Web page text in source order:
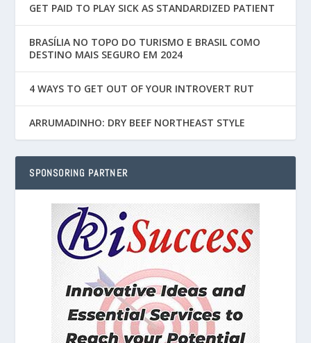
GET PAID TO PLAY SICK AS STANDARDIZED PATIENT
BRASÍLIA NO TOPO DO TURISMO E BRASIL COMO
DESTINO MAIS SEGURO EM 2024
4 WAYS TO GET OUT OF YOUR INTROVERT RUT
ARRUMADINHO: DRY BEEF NORTHEAST STYLE
SPONSORING PARTNER